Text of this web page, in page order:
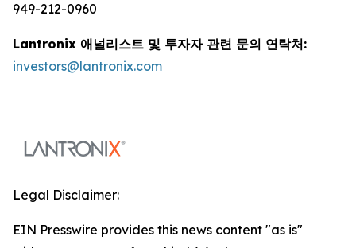
949-212-0960
Lantronix 애널리스트 및 투자자 관련 문의 연락처:
investors@lantronix.com
Legal Disclaimer:
EIN Presswire provides this news content "as is"